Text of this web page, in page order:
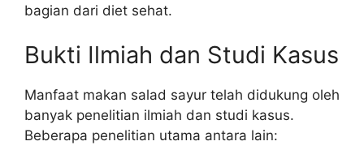
bagian dari diet sehat.
Bukti Ilmiah dan Studi Kasus
Manfaat makan salad sayur telah didukung oleh
banyak penelitian ilmiah dan studi kasus.
Beberapa penelitian utama antara lain: